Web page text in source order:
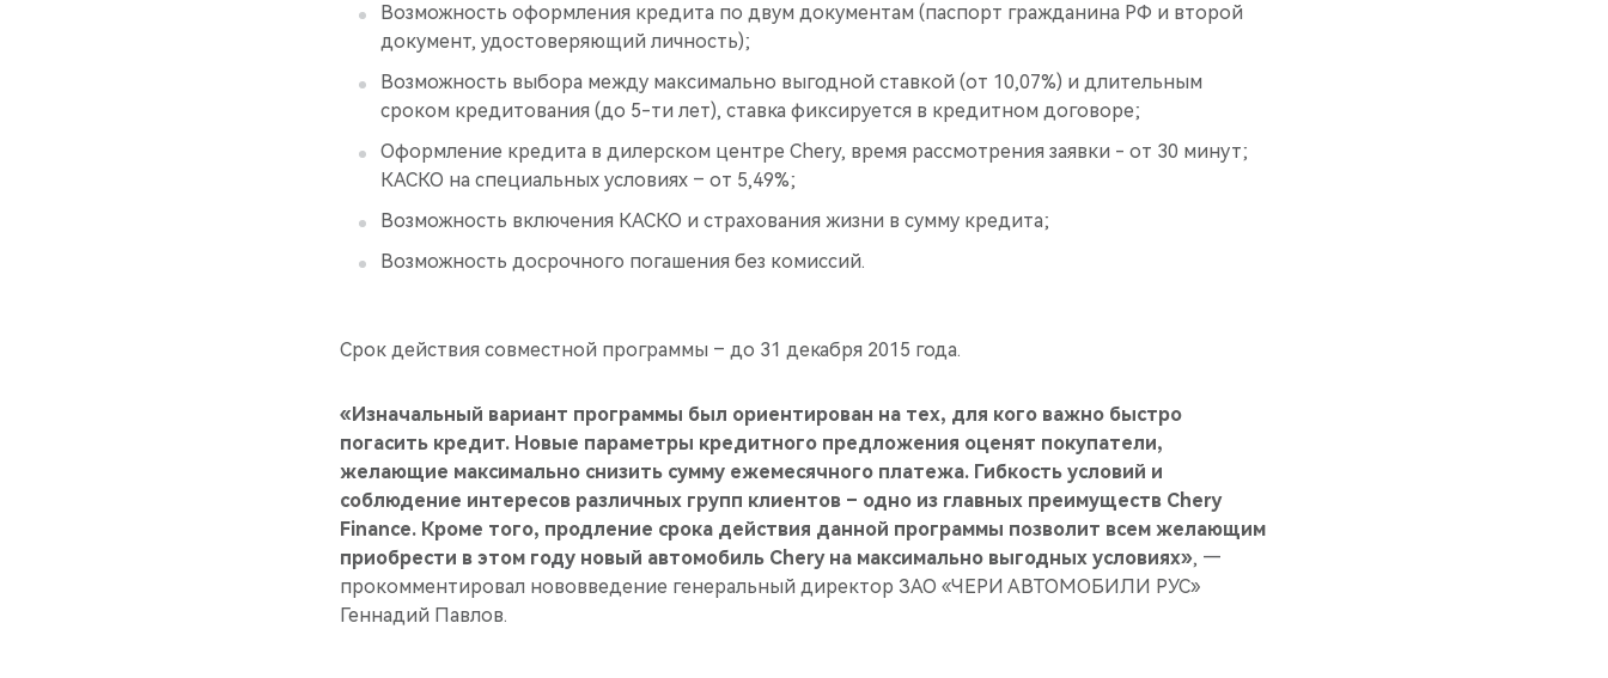
Возможность оформления кредита по двум документам (паспорт гражданина РФ и второй
документ, удостоверяющий личность);
Возможность выбора между максимально выгодной ставкой (от 10,07%) и длительным
сроком кредитования (до 5-ти лет), ставка фиксируется в кредитном договоре;
Оформление кредита в дилерском центре Chery, время рассмотрения заявки - от 30 минут;
КАСКО на специальных условиях – от 5,49%;
Возможность включения КАСКО и страхования жизни в сумму кредита;
Возможность досрочного погашения без комиссий.
Срок действия совместной программы – до 31 декабря 2015 года.
«Изначальный вариант программы был ориентирован на тех, для кого важно быстро
погасить кредит. Новые параметры кредитного предложения оценят покупатели,
желающие максимально снизить сумму ежемесячного платежа. Гибкость условий и
соблюдение интересов различных групп клиентов – одно из главных преимуществ Chery
Finance. Кроме того, продление срока действия данной программы позволит всем желающим
приобрести в этом году новый автомобиль Chery на максимально выгодных условиях», —
прокомментировал нововведение генеральный директор ЗАО «ЧЕРИ АВТОМОБИЛИ РУС»
Геннадий Павлов.